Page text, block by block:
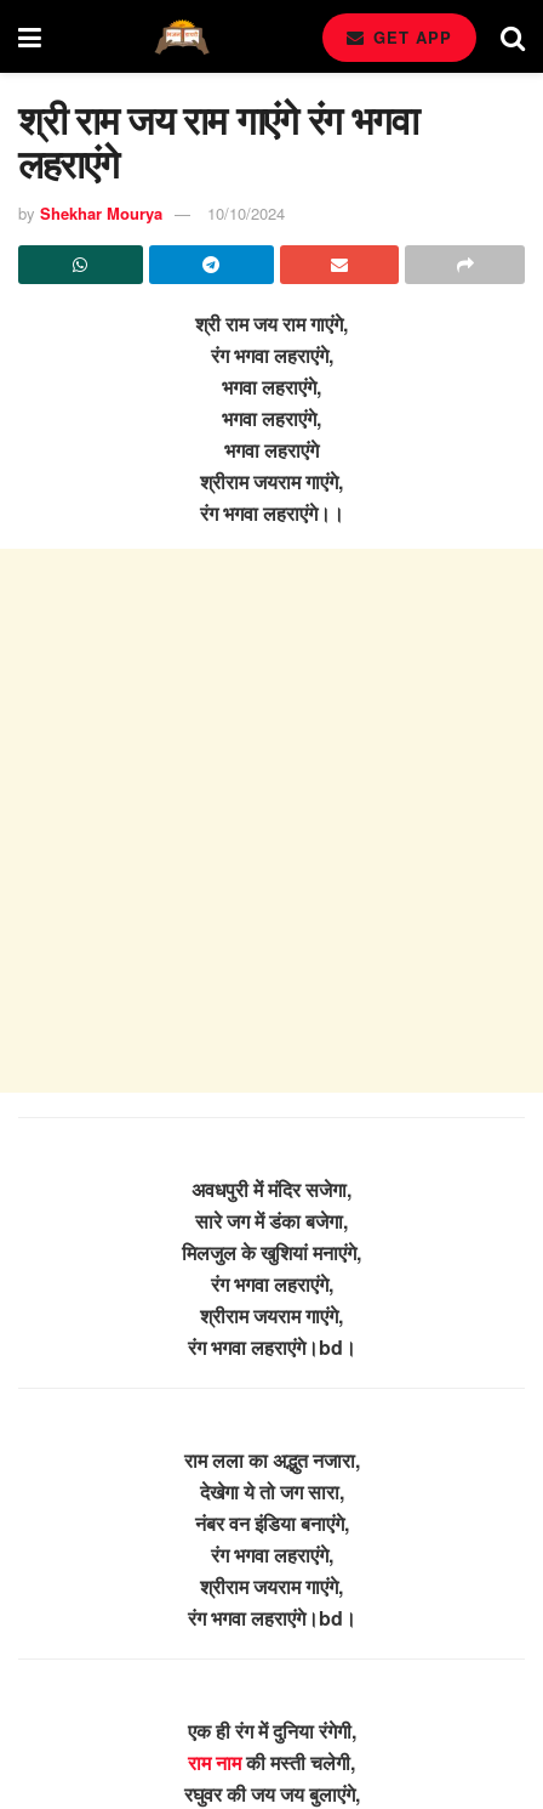
GET APP
श्री राम जय राम गाएंगे रंग भगवा
लहराएंगे
by Shekhar Mourya 10/10/2024
श्री राम जय राम गाएंगे,
रंग भगवा लहराएंगे,
भगवा लहराएंगे,
भगवा लहराएंगे,
भगवा लहराएंगे
श्रीराम जयराम गाएंगे,
रंग भगवा लहराएंगे।।
अवधपुरी में मंदिर सजेगा,
सारे जग में डंका बजेगा,
मिलजुल के खुशियां मनाएंगे,
रंग भगवा लहराएंगे,
श्रीराम जयराम गाएंगे,
रंग भगवा लहराएंगे।bd।
राम लला का अद्भुत नजारा,
देखेगा ये तो जग सारा,
नंबर वन इंडिया बनाएंगे,
रंग भगवा लहराएंगे,
श्रीराम जयराम गाएंगे,
रंग भगवा लहराएंगे।bd।
एक ही रंग में दुनिया रंगेगी,
राम नामकी मस्ती चलेगी,
रघुवर की जय जय बुलाएंगे,